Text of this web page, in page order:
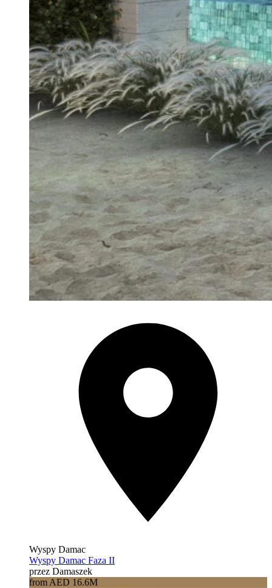
Wyspy Damac
Wyspy Damac Faza II
przez Damaszek
from AED 16.6M